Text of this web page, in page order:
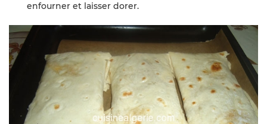
enfourner et laisser dorer.